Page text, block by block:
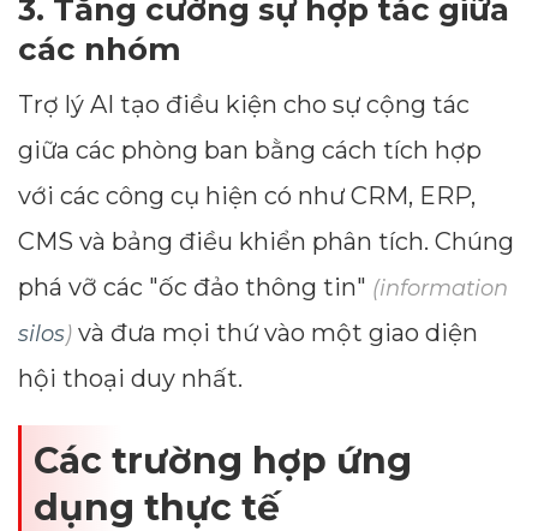
3. Tăng cường sự hợp tác giữa
các nhóm
Trợ lý AI tạo điều kiện cho sự cộng tác
giữa các phòng ban bằng cách tích hợp
với các công cụ hiện có như CRM, ERP,
CMS và bảng điều khiển phân tích. Chúng
phá vỡ các "ốc đảo thông tin" (information
silos) và đưa mọi thứ vào một giao diện
hội thoại duy nhất.
Các trường hợp ứng
dụng thực tế
Average CTR